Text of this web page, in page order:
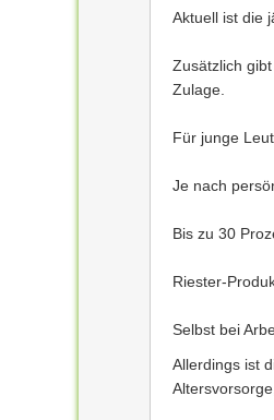
Aktuell ist die
Zusätzlich
Zulage.
Für junge
Je nach
Bis zu 30
Riester-
Selbst bei
Allerdings ist